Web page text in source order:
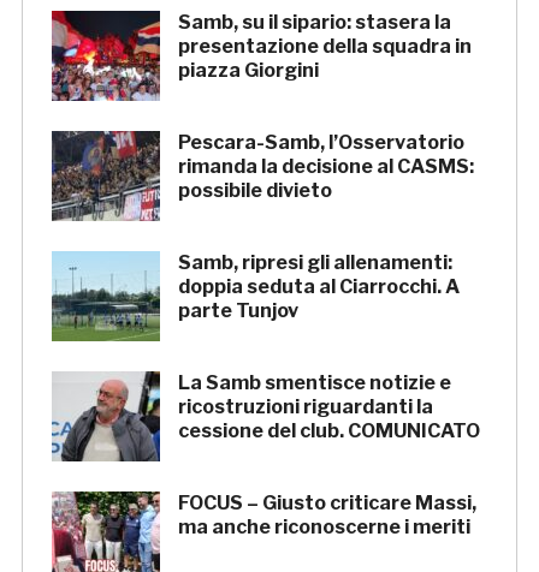
Samb, su il sipario: stasera la
presentazione della squadra in
piazza Giorgini
Pescara-Samb, l’Osservatorio
rimanda la decisione al CASMS:
possibile divieto
Samb, ripresi gli allenamenti:
doppia seduta al Ciarrocchi. A
parte Tunjov
La Samb smentisce notizie e
ricostruzioni riguardanti la
cessione del club. COMUNICATO
FOCUS – Giusto criticare Massi,
ma anche riconoscerne i meriti